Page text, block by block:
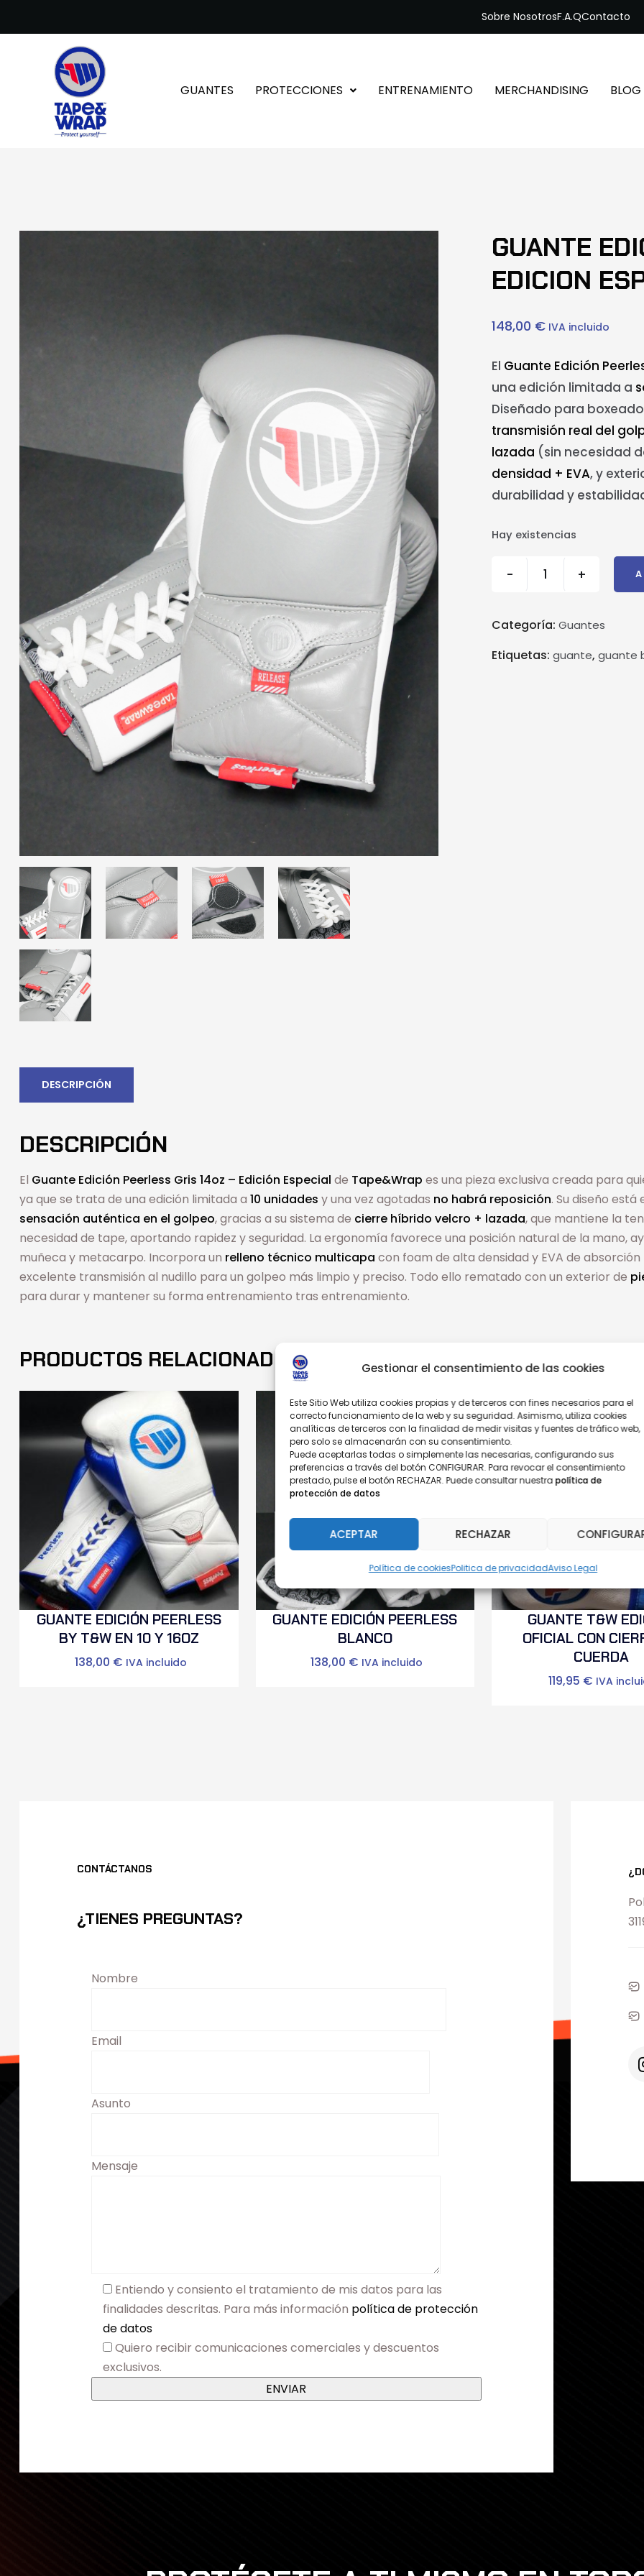
Gestionar el consentimiento de las cookies
Este Sitio Web utiliza cookies propias y de terceros con fines necesarios para el
correcto funcionamiento de la web y su seguridad. Asimismo, utiliza cookies
analíticas de terceros con la finalidad de medir visitas y fuentes de tráfico web,
pero solo se almacenarán con su consentimiento.
Puede aceptarlas todas o simplemente las necesarias, configurando sus
preferencias a través del botón CONFIGURAR. Para revocar el consentimiento
prestado, pulse el botón RECHAZAR. Puede consultar nuestrapolítica de
protección de datos
ACEPTAR RECHAZAR
Política de cookiesPolitica de privacidadAviso Legal
Sobre NosotrosF.A.QContacto
GUANTES PROTECCIONES ENTRENAMIENTO MERCHANDISING BLOG
GUANTE
EDICION
148,00 € IVA incluido
El Guante Edición
una edición limitada a
Diseñado para
transmisión real del
lazada (sin necesidad
densidad + EVA, y
durabilidad y
Hay existencias
- +
Categoría: Guantes
Etiquetas: guante, guante
DESCRIPCIÓN
DESCRIPCIÓN
El Guante Edición Peerless Gris 14oz – Edición Especial de Tape&Wrap es una pieza exclusiva creada para
ya que se trata de una edición limitada a 10 unidades y una vez agotadas no habrá reposición. Su diseño
sensación auténtica en el golpeo, gracias a su sistema de cierre híbrido velcro + lazada, que mantiene la
necesidad de tape, aportando rapidez y seguridad. La ergonomía favorece una posición natural de la mano,
muñeca y metacarpo. Incorpora un relleno técnico multicapa con foam de alta densidad y EVA de
excelente transmisión al nudillo para un golpeo más limpio y preciso. Todo ello rematado con un exterior de
para durar y mantener su forma entrenamiento tras entrenamiento.
PRODUCTOS RELACIONADOS
GUANTE EDICIÓN PEERLESS
BY T&W EN 10 Y 16OZ
138,00 € IVA incluido
GUANTE EDICIÓN PEERLESS
BLANCO
138,00 € IVA incluido
GUANTE T&W
OFICIAL CON
CUERDA
119,95 € IVA
CONTÁCTANOS
¿TIENES PREGUNTAS?
Nombre
Email
Asunto
Mensaje
Entiendo y consiento el tratamiento de mis datos para las
finalidades descritas. Para más información política de protección
de datos
Quiero recibir comunicaciones comerciales y descuentos
exclusivos.